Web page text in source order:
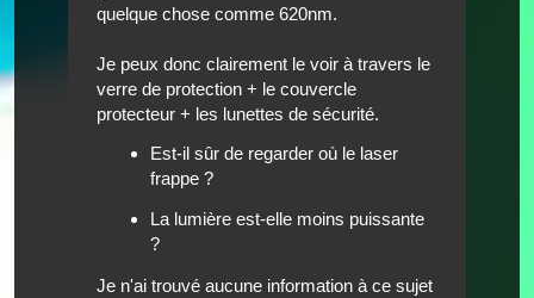
quelque chose comme 620nm.
Je peux donc clairement le voir à travers le
verre de protection + le couvercle
protecteur + les lunettes de sécurité.
Est-il sûr de regarder où le laser
frappe ?
La lumière est-elle moins puissante
?
Je n'ai trouvé aucune information à ce sujet